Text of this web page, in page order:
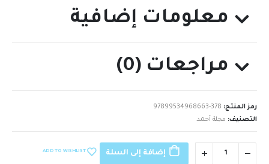
معلومات إضافية
مراجعات (0)
رمز المنتج: 97899534968663-378
التصنيف: مجلة أحمد
إضافة إلى السلة ADD TO WISHLIST